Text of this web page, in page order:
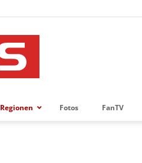
Regionen Fotos FanTV